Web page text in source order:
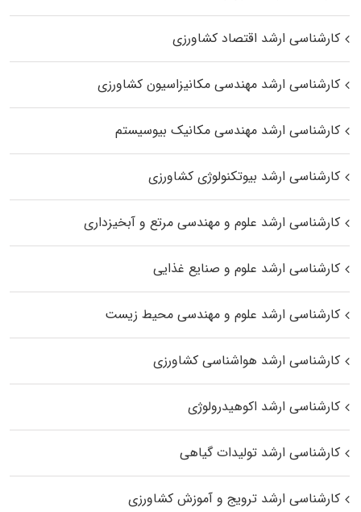
کارشناسی ارشد اقتصاد کشاورزی
کارشناسی ارشد مهندسی مکانیزاسیون کشاورزی
کارشناسی ارشد مهندسی مکانیک بیوسیستم
کارشناسی ارشد بیوتکنولوژی کشاورزی
کارشناسی ارشد علوم و مهندسی مرتع و آبخیزداری
کارشناسی ارشد علوم و صنایع غذایی
کارشناسی ارشد علوم و مهندسی محیط زیست
کارشناسی ارشد هواشناسی کشاورزی
کارشناسی ارشد اکوهیدرولوژی
کارشناسی ارشد تولیدات گیاهی
کارشناسی ارشد ترویج و آموزش کشاورزی